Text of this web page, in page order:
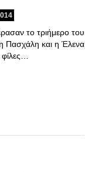
το τριήμερο του
Πασχάλη και η Έλενα